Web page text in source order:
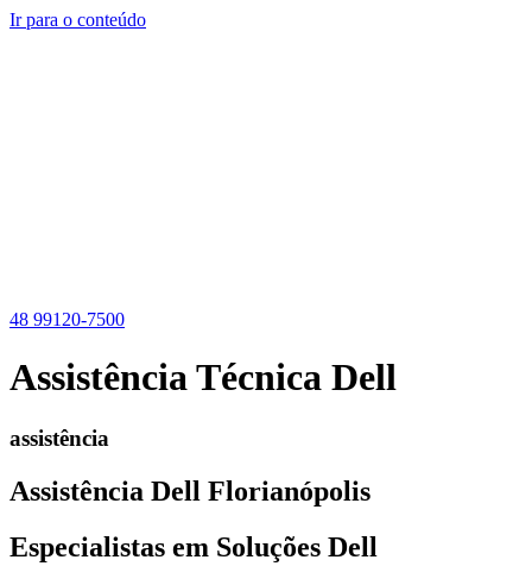
Ir para o conteúdo
48 99120-7500
Assistência Técnica Dell
assistência
Assistência Dell Florianópolis
Especialistas em Soluções Dell